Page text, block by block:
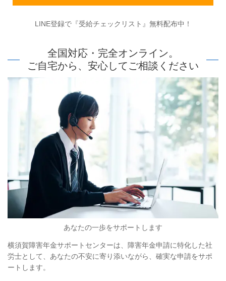
LINE登録で『受給チェックリスト』無料配布中！
全国対応・完全オンライン。
ご自宅から、安心してご相談ください
あなたの一歩をサポートします
横須賀障害年金サポートセンターは、障害年金申請に特化した社
労士として、 あなたの不安に寄り添いながら、確実な申請をサポ
ート します。